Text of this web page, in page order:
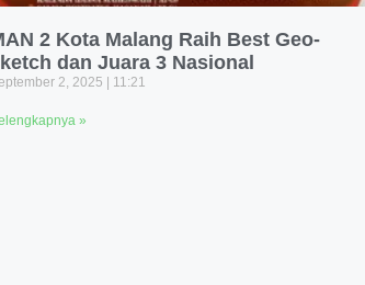
2 Kota Malang Raih Best Geo-
dan Juara 3 Nasional
2, 2025 11:21
»